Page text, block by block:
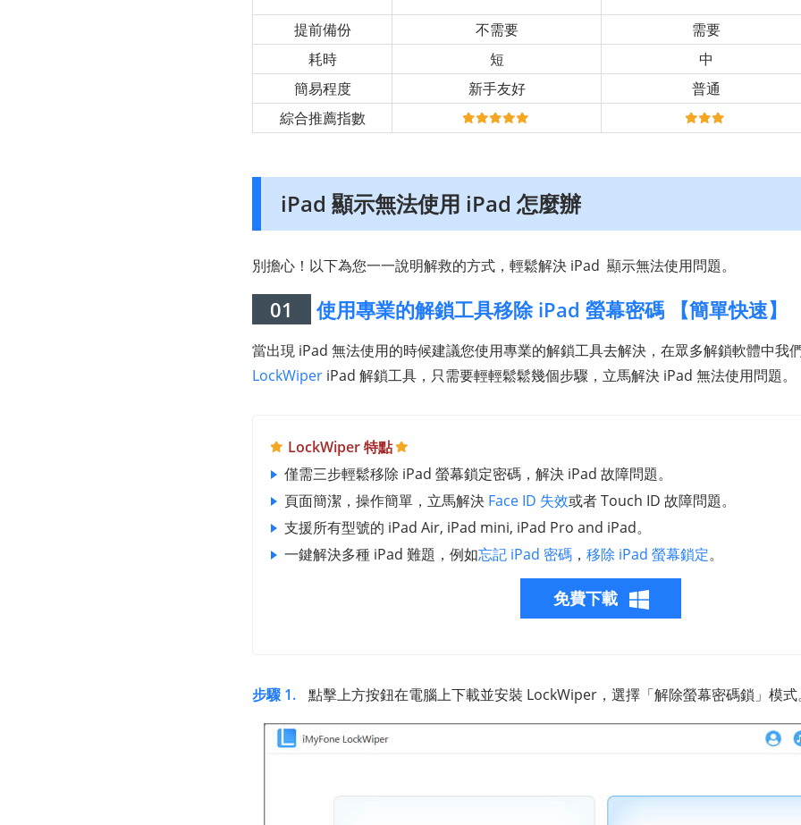
提前備份 不需要
需要
耗時
短
中
簡易程度
新手友好
普通
綜合推薦指數
iPad 顯示無法使用 iPad 怎麼辦
別擔心！以下為您一一說明解救的方式，輕鬆解決 iPad 顯示無法使用問題。
01 使用專業的解鎖工具移除 iPad 螢幕密碼 【簡單快速】
當出現 iPad 無法使用的時候建議您使用專業的解鎖工具去解決，在眾多解鎖軟體中我
LockWiper iPad 解鎖工具，只需要輕輕鬆鬆幾個步驟，立馬解決 iPad 無法使用問題。
LockWiper 特點
僅需三步輕鬆移除 iPad 螢幕鎖定密碼，解決 iPad 故障問題。
頁面簡潔，操作簡單，立馬解決 Face ID 失效或者 Touch ID 故障問題。
支援所有型號的 iPad Air, iPad mini, iPad Pro and iPad。
一鍵解決多種 iPad 難題，例如忘記 iPad 密碼 ， 移除 iPad 螢幕鎖定。
免費下載
步驟 1. 點擊上方按鈕在電腦上下載並安裝 LockWiper，選擇「解除螢幕密碼鎖」模式